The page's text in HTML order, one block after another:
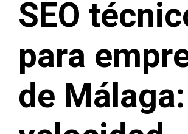
SEO
para
de Málaga: